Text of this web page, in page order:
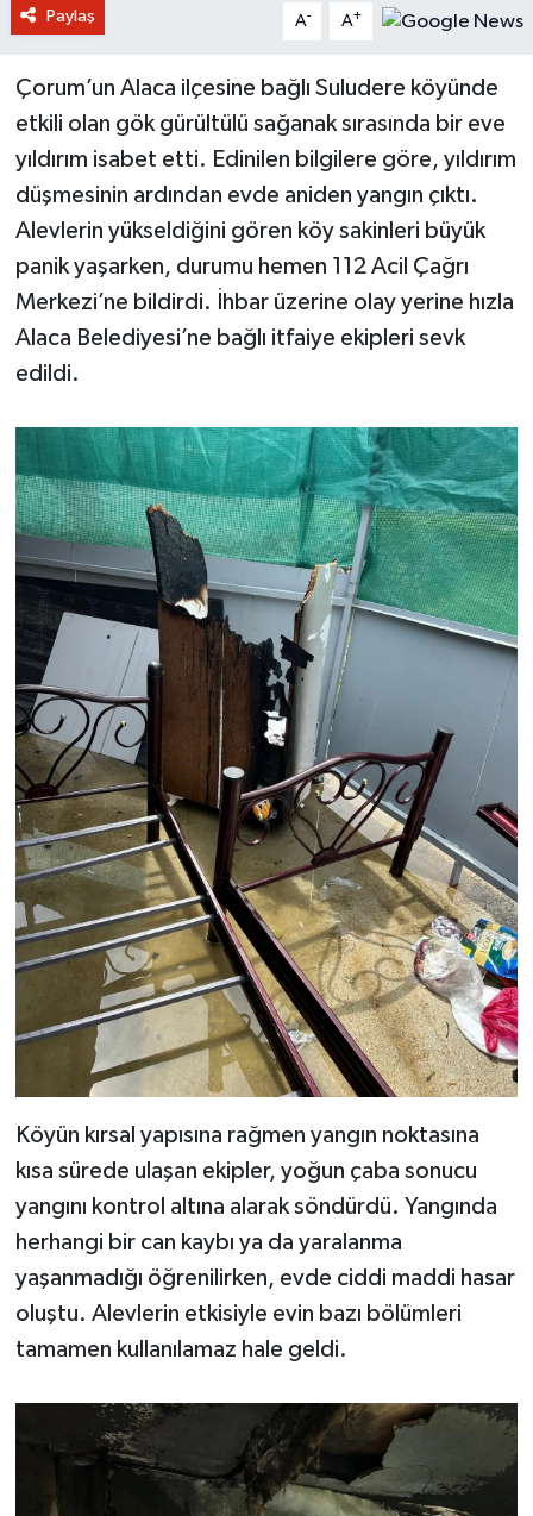
Paylaş A- A+
Çorum’un Alaca ilçesine bağlı Suludere köyünde
etkili olan gök gürültülü sağanak sırasında bir eve
yıldırım isabet etti. Edinilen bilgilere göre, yıldırım
düşmesinin ardından evde aniden yangın çıktı.
Alevlerin yükseldiğini gören köy sakinleri büyük
panik yaşarken, durumu hemen 112 Acil Çağrı
Merkezi’ne bildirdi. İhbar üzerine olay yerine hızla
Alaca Belediyesi’ne bağlı itfaiye ekipleri sevk
edildi.
Köyün kırsal yapısına rağmen yangın noktasına
kısa sürede ulaşan ekipler, yoğun çaba sonucu
yangını kontrol altına alarak söndürdü. Yangında
herhangi bir can kaybı ya da yaralanma
yaşanmadığı öğrenilirken, evde ciddi maddi hasar
oluştu. Alevlerin etkisiyle evin bazı bölümleri
tamamen kullanılamaz hale geldi.